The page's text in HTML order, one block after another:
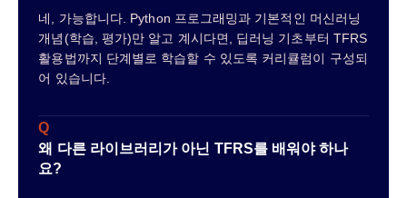
네, 가능합니다. Python 프로그래밍과 기본적인 머신러닝
개념(학습, 평가)만 알고 계시다면, 딥러닝 기초부터 TFRS
활용법까지 단계별로 학습할 수 있도록 커리큘럼이 구성되
어 있습니다.
Q
왜 다른 라이브러리가 아닌 TFRS를 배워야 하나
요?